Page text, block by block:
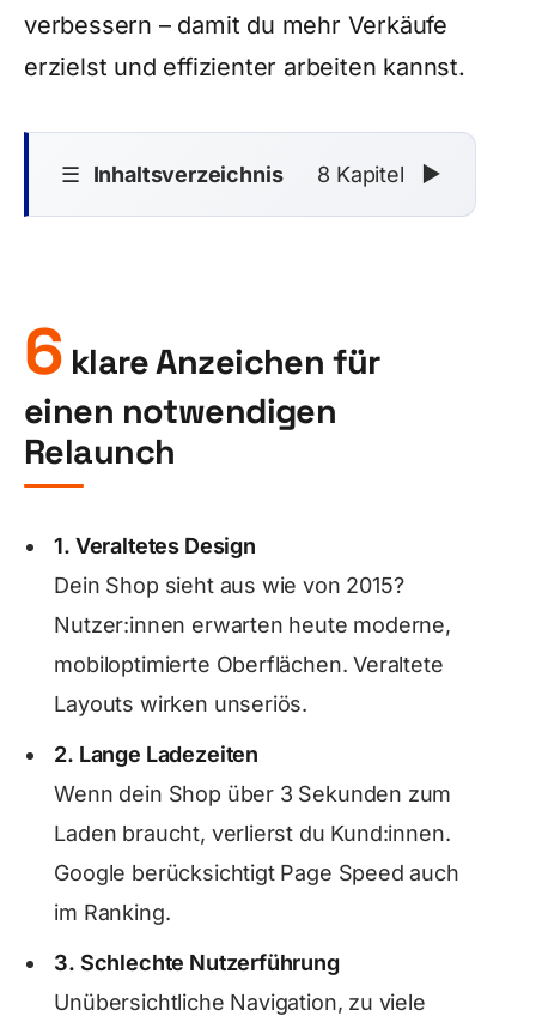
verbessern – damit du mehr Verkäufe
erzielst und effizienter arbeiten kannst.
☰ Inhaltsverzeichnis 8 Kapitel ▼
6 klare Anzeichen für
einen notwendigen
Relaunch
1. Veraltetes Design
Dein Shop sieht aus wie von 2015?
Nutzer:innen erwarten heute moderne,
mobiloptimierte Oberflächen. Veraltete
Layouts wirken unseriös.
2. Lange Ladezeiten
Wenn dein Shop über 3 Sekunden zum
Laden braucht, verlierst du Kund:innen.
Google berücksichtigt Page Speed auch
im Ranking.
3. Schlechte Nutzerführung
Unübersichtliche Navigation, zu viele